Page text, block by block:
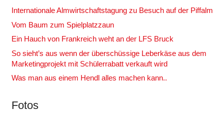
Internationale Almwirtschaftstagung zu Besuch auf der Piffalm
Vom Baum zum Spielplatzzaun
Ein Hauch von Frankreich weht an der LFS Bruck
So sieht’s aus wenn der überschüssige Leberkäse aus dem
Marketingprojekt mit Schülerrabatt verkauft wird
Was man aus einem Hendl alles machen kann..
Fotos